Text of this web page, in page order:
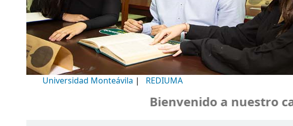
Universidad Monteávila | REDIUMA
Bienvenido a nuestro